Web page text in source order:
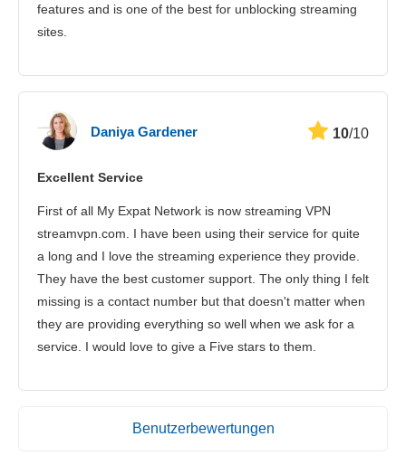
features and is one of the best for unblocking streaming
sites.
Daniya Gardener 10/10
Excellent Service
First of all My Expat Network is now streaming VPN
streamvpn.com. I have been using their service for quite
a long and I love the streaming experience they provide.
They have the best customer support. The only thing I felt
missing is a contact number but that doesn't matter when
they are providing everything so well when we ask for a
service. I would love to give a Five stars to them.
Benutzerbewertungen